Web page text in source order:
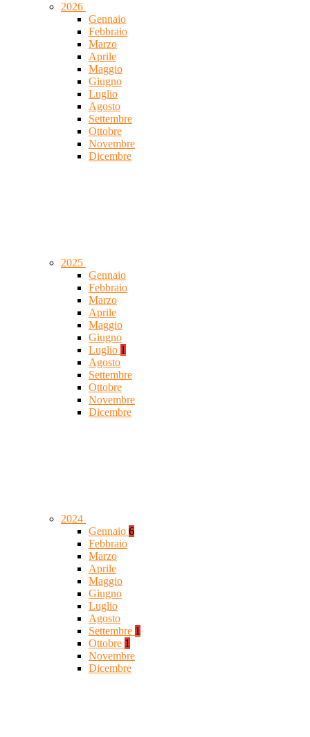
2026
Gennaio
Febbraio
Marzo
Aprile
Maggio
Giugno
Luglio
Agosto
Settembre
Ottobre
Novembre
Dicembre
2025
Gennaio
Febbraio
Marzo
Aprile
Maggio
Giugno
Luglio 1
Agosto
Settembre
Ottobre
Novembre
Dicembre
2024
Gennaio 6
Febbraio
Marzo
Aprile
Maggio
Giugno
Luglio
Agosto
Settembre 1
Ottobre 1
Novembre
Dicembre